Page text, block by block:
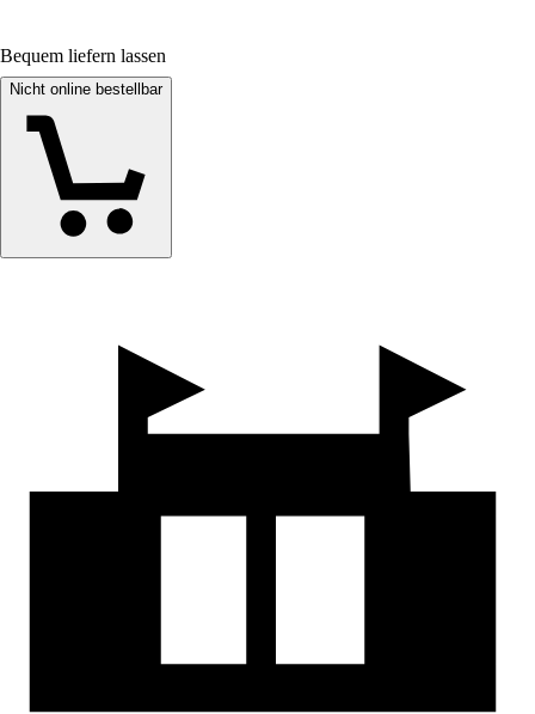
Bequem liefern lassen
Nicht online bestellbar